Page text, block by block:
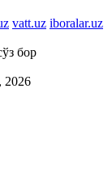
vatt.uz iboralar.uz
бор
2026